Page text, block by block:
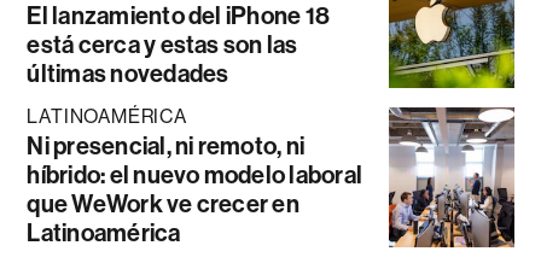
El lanzamiento del iPhone 18
está cerca y estas son las
últimas novedades
LATINOAMÉRICA
Ni presencial, ni remoto, ni
híbrido: el nuevo modelo laboral
que WeWork ve crecer en
Latinoamérica